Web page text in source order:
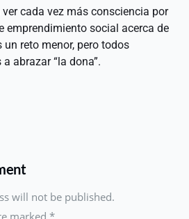
cada vez más consciencia por
emprendimiento social acerca de
reto menor, pero todos
abrazar “la dona”.
will not be published.
marked *